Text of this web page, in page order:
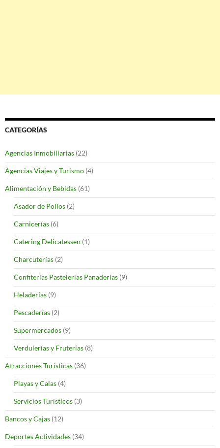
CATEGORÍAS
Agencias Inmobiliarias (22)
Agencias Viajes y Turismo (4)
Alimentación y Bebidas (61)
Asador de Pollos (2)
Carnicerías (6)
Catering Delicatessen (1)
Charcuterías (2)
Confiterías Pastelerías Panaderías (9)
Heladerías (9)
Pescaderías (2)
Supermercados (9)
Verdulerías y Fruterías (8)
Atracciones Turísticas (36)
Playas y Calas (4)
Servicios Turísticos (3)
Bancos y Cajas (12)
Deportes Actividades (34)